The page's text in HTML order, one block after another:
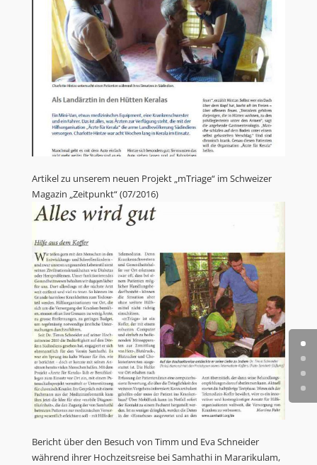
Artikel zu unserem neuen Projekt „mTriage“ im Schweizer
Magazin „Zeitpunkt“ (07/2016)
Bericht über den Besuch von Timm und Eva Schneider
während ihrer Hochzeitsreise bei Samhathi in Mararikulam,